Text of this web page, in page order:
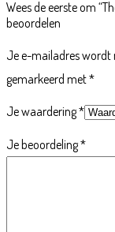
Wees de eerste om
beoordelen
Je e-mailadres wordt
gemarkeerd met*
Je waardering*
Je beoordeling*